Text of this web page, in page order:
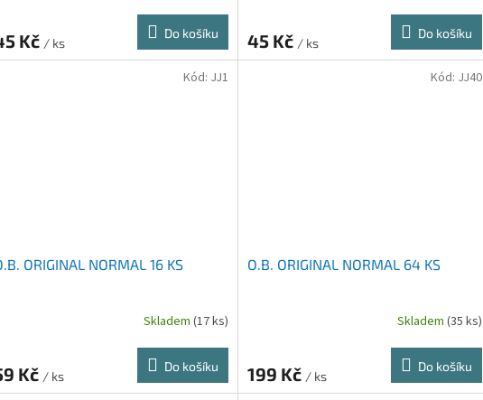
Kč / ks
Do košíku 45 Kč / ks
Do košíku
ORIGINAL NORMAL 16 KS
Skladem (17 ks)
Kč / ks
Do košíku
Kód: JJ1
O.B. ORIGINAL NORMAL 64 KS
Skladem (35 ks)
199 Kč / ks
Do košíku
Kód: JJ40